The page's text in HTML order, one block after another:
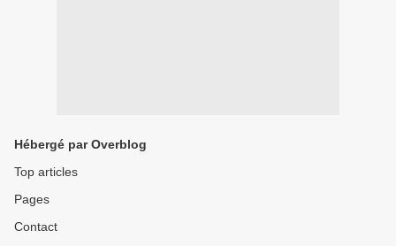
Hébergé par Overblog
Top articles
Pages
Contact